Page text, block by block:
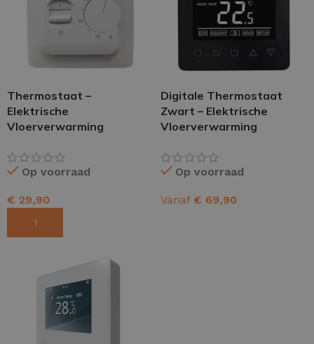
Thermostaat –
Elektrische
Vloerverwarming
Op voorraad
€ 29,90
Digitale Thermostaat
Zwart – Elektrische
Vloerverwarming
Op voorraad
Vanaf € 69,90